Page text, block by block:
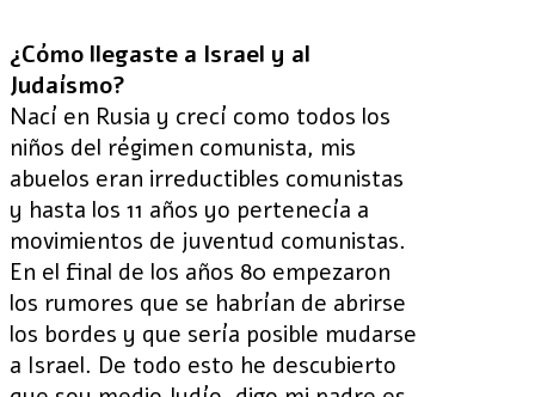
¿Cómo llegaste a Israel y al
Judaísmo?
Nací en Rusia y crecí como todos los
niños del régimen comunista, mis
abuelos eran irreductibles comunistas
y hasta los 11 años yo pertenecía a
movimientos de juventud comunistas.
En el final de los años 80 empezaron
los rumores que se habrían de abrirse
los bordes y que sería posible mudarse
a Israel. De todo esto he descubierto